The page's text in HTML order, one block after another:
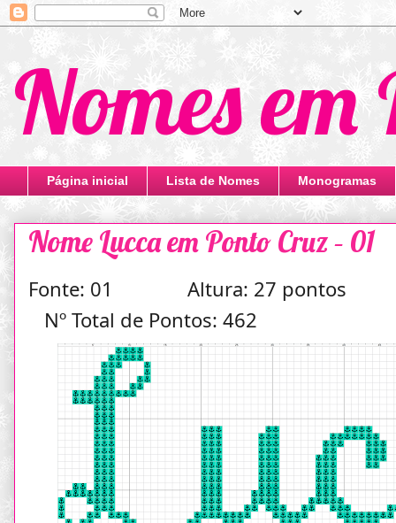
Nomes
Página inicial Lista de Nomes Monogramas
Nome Lucca em Ponto Cruz – 01
Fonte: 01 Altura: 27
Nº Total de Pontos: 462